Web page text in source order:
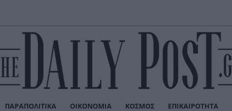
ΠΑΡΑΠΟΛΙΤΙΚΆ ΟΙΚΟΝΟΜΊΑ ΚΌΣΜΟΣ ΕΠΙΚΑΙΡΌΤΗΤΑ